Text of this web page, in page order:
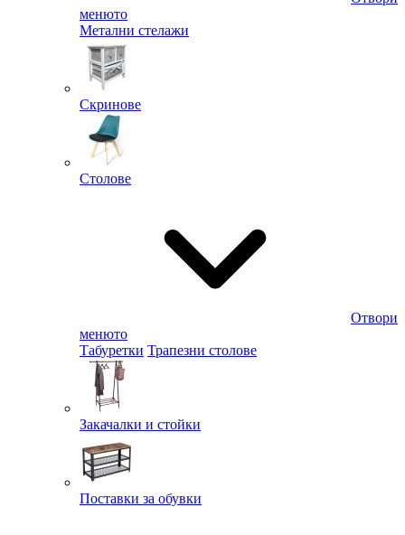
менюто
Метални стелажи
Скринове
Столове
Отвори
менюто
Табуретки Трапезни столове
Закачалки и стойки
Поставки за обувки